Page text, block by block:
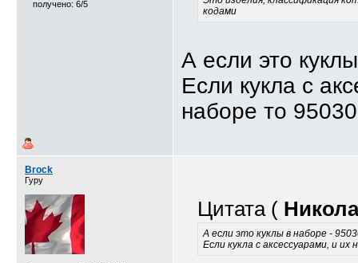
получено: 6/5
кодами
А если это
Если кукла с
наборе то
Brock
Гуру
Цитата (
А если это куклы в наборе -
Если кукла с аксессуарами, и их